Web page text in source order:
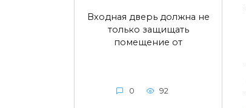
Входная дверь должна не
только защищать
помещение от
0 92